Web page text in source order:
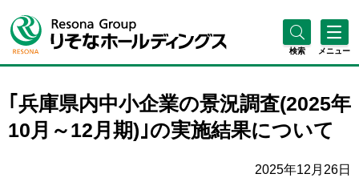
検索 メニュー
｢兵庫県内中小企業の景況調査(2025年
10月～12月期)｣の実施結果について
2025年12月26日